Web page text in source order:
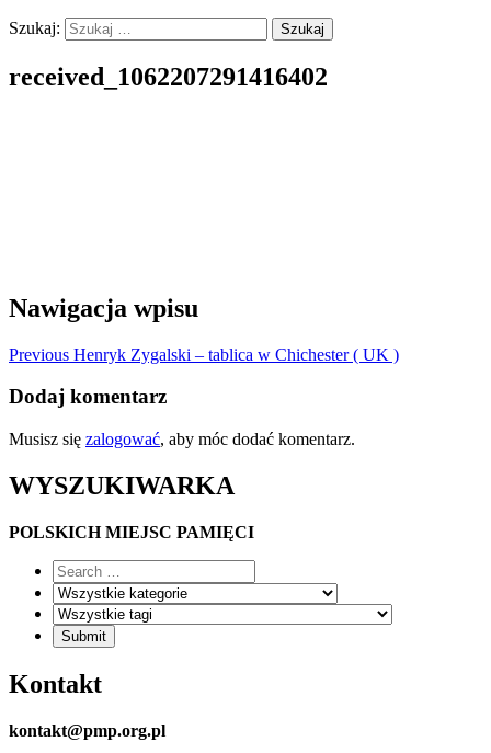
Szukaj:
received_1062207291416402
Nawigacja wpisu
Previous Henryk Zygalski – tablica w Chichester ( UK )
Dodaj komentarz
Musisz się zalogować, aby móc dodać komentarz.
WYSZUKIWARKA
POLSKICH MIEJSC PAMIĘCI
Kontakt
kontakt@pmp.org.pl